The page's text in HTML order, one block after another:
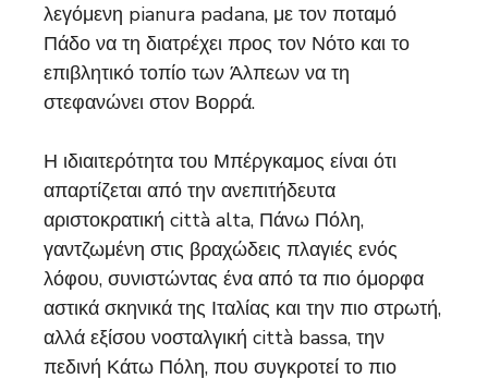
λεγόμενη pianura padana, με τον ποταμό
Πάδο να τη διατρέχει προς τον Νότο και το
επιβλητικό τοπίο των Άλπεων να τη
στεφανώνει στον Βορρά.
Η ιδιαιτερότητα του Μπέργκαμος είναι ότι
απαρτίζεται από την ανεπιτήδευτα
αριστοκρατική città alta, Πάνω Πόλη,
γαντζωμένη στις βραχώδεις πλαγιές ενός
λόφου, συνιστώντας ένα από τα πιο όμορφα
αστικά σκηνικά της Ιταλίας και την πιο στρωτή,
αλλά εξίσου νοσταλγική città bassa, την
πεδινή Κάτω Πόλη, που συγκροτεί το πιο